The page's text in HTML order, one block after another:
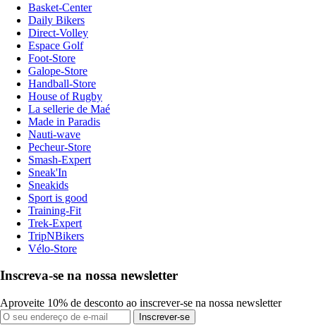
Basket-Center
Daily Bikers
Direct-Volley
Espace Golf
Foot-Store
Galope-Store
Handball-Store
House of Rugby
La sellerie de Maé
Made in Paradis
Nauti-wave
Pecheur-Store
Smash-Expert
Sneak'In
Sneakids
Sport is good
Training-Fit
Trek-Expert
TripNBikers
Vélo-Store
Inscreva-se na nossa newsletter
Aproveite 10% de desconto ao inscrever-se na nossa newsletter
Inscrever-se